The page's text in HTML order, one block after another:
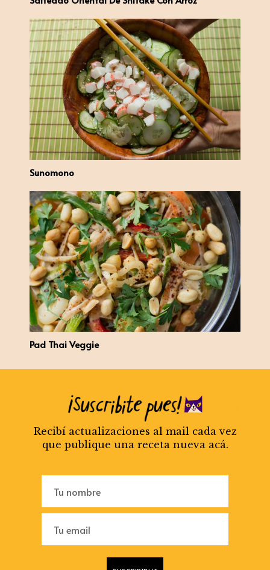
Sunomono
Pad Thai Veggie
Recibí actualizaciones al mail cada vez
que publique una receta nueva acá.